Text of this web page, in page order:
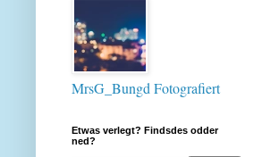
MrsG_Bungd Fotografiert
Etwas verlegt? Findsdes odder
ned?